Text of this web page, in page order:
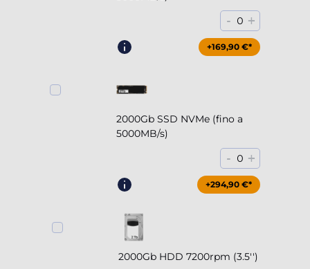
- 0 +
+169,90 €*
2000Gb SSD NVMe (fino a
5000MB/s)
- 0 +
+294,90 €*
2000Gb HDD 7200rpm (3.5'')